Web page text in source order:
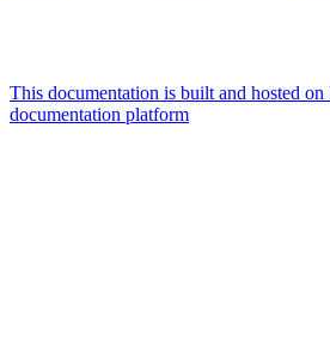
This documentation is built and hosted
documentation platform